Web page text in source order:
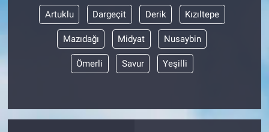
Artuklu Dargeçit Derik Kızıltepe
Mazıdağı Midyat Nusaybin
Ömerli Savur Yeşilli